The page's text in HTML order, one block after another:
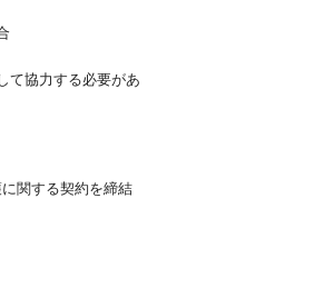
て協力する必要があ
関する契約を締結